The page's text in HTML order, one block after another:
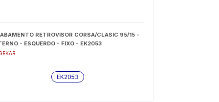
RETROVISOR CORSA/CLASIC 95/15 -
- ESQUERDO - FIXO - EK2053
EK2053